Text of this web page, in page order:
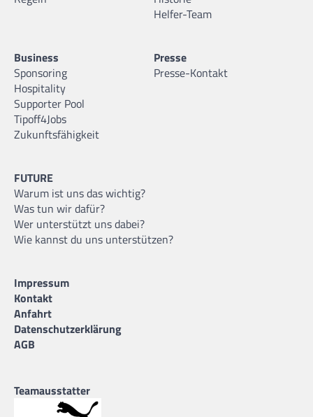
Helfer-Team
Business
Sponsoring
Hospitality
Supporter Pool
Tipoff4Jobs
Zukunftsfähigkeit
Presse
Presse-Kontakt
FUTURE
Warum ist uns das wichtig?
Was tun wir dafür?
Wer unterstützt uns dabei?
Wie kannst du uns unterstützen?
Impressum
Kontakt
Anfahrt
Datenschutzerklärung
AGB
Teamausstatter